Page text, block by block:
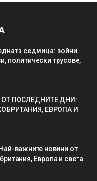
седмица: войни,
политически трусове,
ПОСЛЕДНИТЕ ДНИ:
ЕВРОПА И
важните новини от
Европа и света